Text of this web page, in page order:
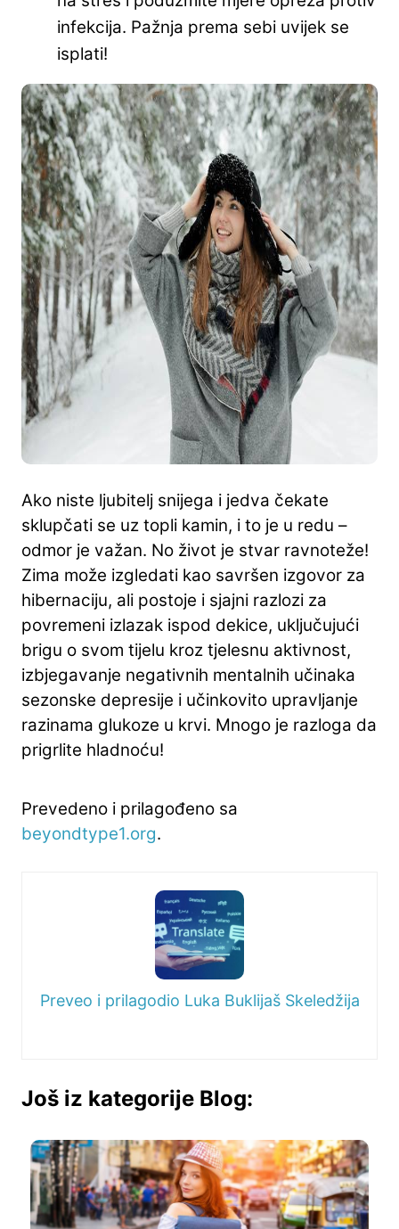
infekcija. Pažnja prema sebi uvijek se
isplati!
Ako niste ljubitelj snijega i jedva čekate
sklupčati se uz topli kamin, i to je u redu –
odmor je važan. No život je stvar ravnoteže!
Zima može izgledati kao savršen izgovor za
hibernaciju, ali postoje i sjajni razlozi za
povremeni izlazak ispod dekice, uključujući
brigu o svom tijelu kroz tjelesnu aktivnost,
izbjegavanje negativnih mentalnih učinaka
sezonske depresije i učinkovito upravljanje
razinama glukoze u krvi. Mnogo je razloga da
prigrlite hladnoću!
Prevedeno i prilagođeno sa
beyondtype1.org.
Preveo i prilagodio Luka Buklijaš Skeledžija
Još iz kategorije Blog: